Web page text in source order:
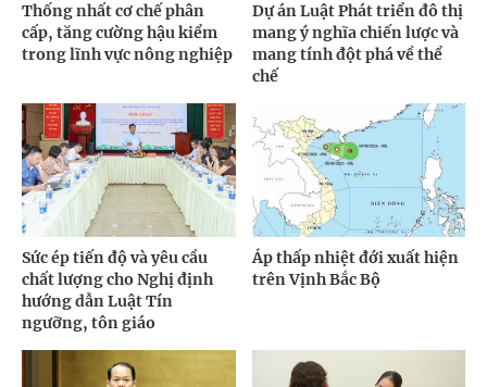
Thống nhất cơ chế phân
cấp, tăng cường hậu kiểm
trong lĩnh vực nông nghiệp
Dự án Luật Phát triển đô thị
mang ý nghĩa chiến lược và
mang tính đột phá về thể
chế
Sức ép tiến độ và yêu cầu
chất lượng cho Nghị định
hướng dẫn Luật Tín
ngưỡng, tôn giáo
Áp thấp nhiệt đới xuất hiện
trên Vịnh Bắc Bộ